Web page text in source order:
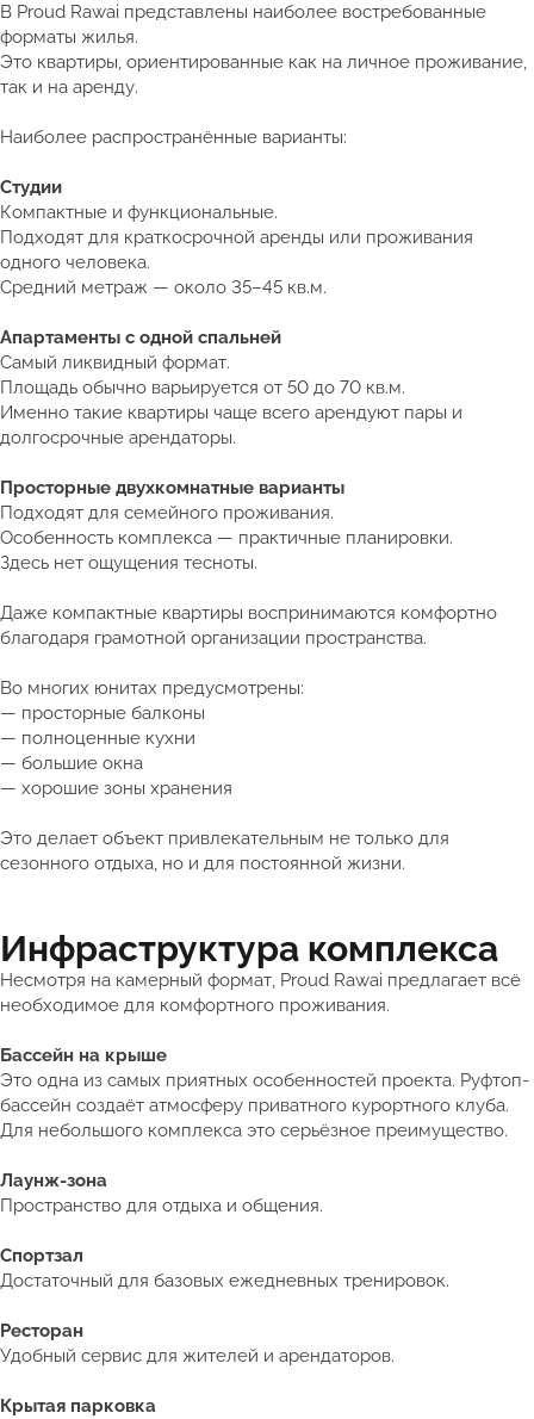
В Proud Rawai представлены наиболее востребованные
форматы жилья.
Это квартиры, ориентированные как на личное проживание,
так и на аренду.
Наиболее распространённые варианты:
Студии
Компактные и функциональные.
Подходят для краткосрочной аренды или проживания
одного человека.
Средний метраж — около 35–45 кв.м.
Апартаменты с одной спальней
Самый ликвидный формат.
Площадь обычно варьируется от 50 до 70 кв.м.
Именно такие квартиры чаще всего арендуют пары и
долгосрочные арендаторы.
Просторные двухкомнатные варианты
Подходят для семейного проживания.
Особенность комплекса — практичные планировки.
Здесь нет ощущения тесноты.
Даже компактные квартиры воспринимаются комфортно
благодаря грамотной организации пространства.
Во многих юнитах предусмотрены:
— просторные балконы
— полноценные кухни
— большие окна
— хорошие зоны хранения
Это делает объект привлекательным не только для
сезонного отдыха, но и для постоянной жизни.
Инфраструктура комплекса
Несмотря на камерный формат, Proud Rawai предлагает всё
необходимое для комфортного проживания.
Бассейн на крыше
Это одна из самых приятных особенностей проекта. Руфтоп-
бассейн создаёт атмосферу приватного курортного клуба.
Для небольшого комплекса это серьёзное преимущество.
Лаунж-зона
Пространство для отдыха и общения.
Спортзал
Достаточный для базовых ежедневных тренировок.
Ресторан
Удобный сервис для жителей и арендаторов.
Крытая парковка